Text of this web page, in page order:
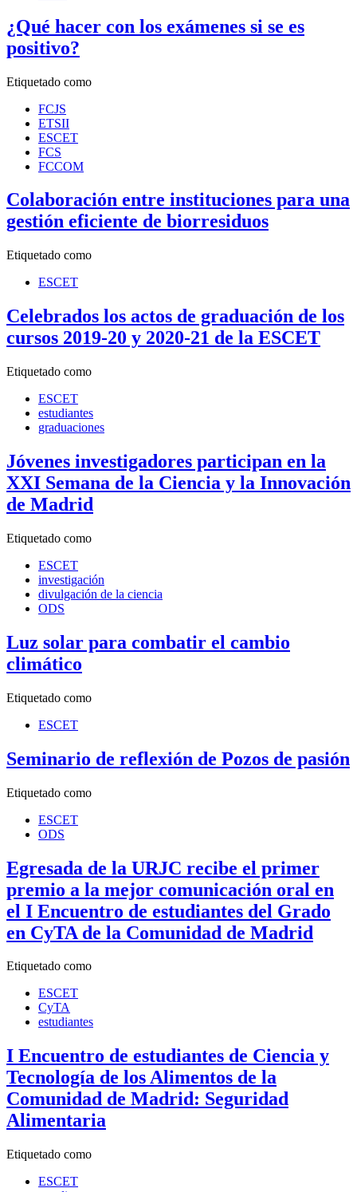
¿Qué hacer con los exámenes si se es
positivo?
Etiquetado como
FCJS
ETSII
ESCET
FCS
FCCOM
Colaboración entre instituciones para una
gestión eficiente de biorresiduos
Etiquetado como
ESCET
Celebrados los actos de graduación de los
cursos 2019-20 y 2020-21 de la ESCET
Etiquetado como
ESCET
estudiantes
graduaciones
Jóvenes investigadores participan en la
XXI Semana de la Ciencia y la Innovación
de Madrid
Etiquetado como
ESCET
investigación
divulgación de la ciencia
ODS
Luz solar para combatir el cambio
climático
Etiquetado como
ESCET
Seminario de reflexión de Pozos de pasión
Etiquetado como
ESCET
ODS
Egresada de la URJC recibe el primer
premio a la mejor comunicación oral en
el I Encuentro de estudiantes del Grado
en CyTA de la Comunidad de Madrid
Etiquetado como
ESCET
CyTA
estudiantes
I Encuentro de estudiantes de Ciencia y
Tecnología de los Alimentos de la
Comunidad de Madrid: Seguridad
Alimentaria
Etiquetado como
ESCET